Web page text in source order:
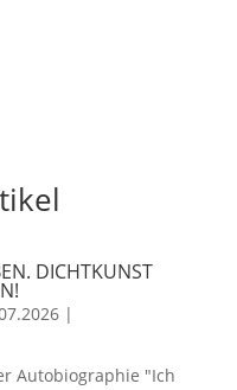
DICHTKUNST
|
Autobiographie "Ich